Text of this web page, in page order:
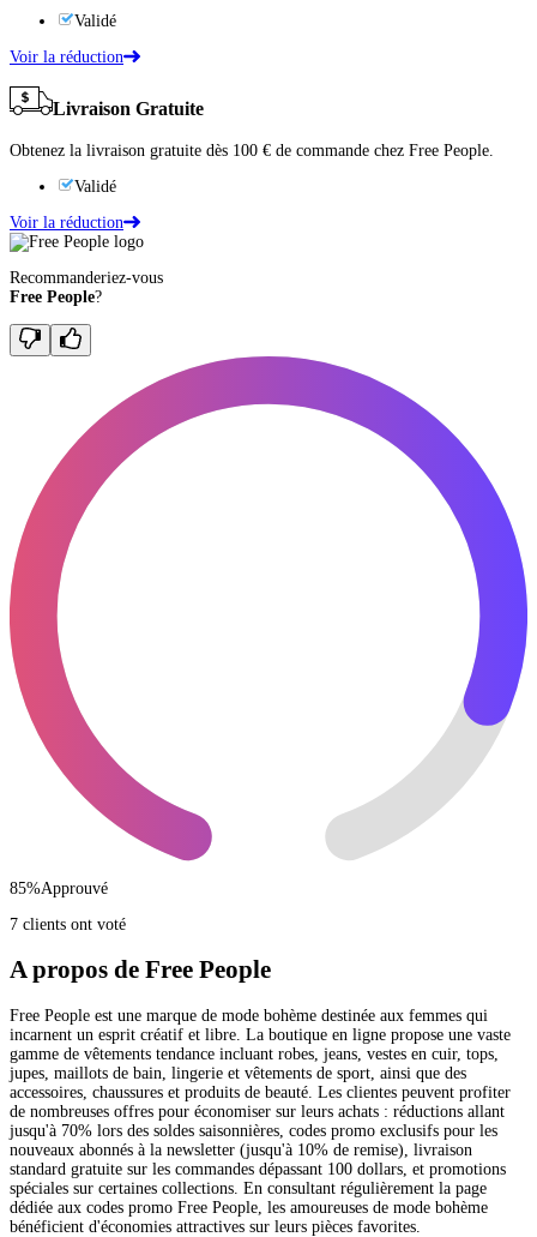
Validé
Voir la réduction
Livraison Gratuite
Obtenez la livraison gratuite dès 100 € de commande chez Free People.
Validé
Voir la réduction
Recommanderiez-vous
Free People?
85%Approuvé
7 clients ont voté
A propos de Free People
Free People est une marque de mode bohème destinée aux femmes qui
incarnent un esprit créatif et libre. La boutique en ligne propose une vaste
gamme de vêtements tendance incluant robes, jeans, vestes en cuir, tops,
jupes, maillots de bain, lingerie et vêtements de sport, ainsi que des
accessoires, chaussures et produits de beauté. Les clientes peuvent profiter
de nombreuses offres pour économiser sur leurs achats : réductions allant
jusqu'à 70% lors des soldes saisonnières, codes promo exclusifs pour les
nouveaux abonnés à la newsletter (jusqu'à 10% de remise), livraison
standard gratuite sur les commandes dépassant 100 dollars, et promotions
spéciales sur certaines collections. En consultant régulièrement la page
dédiée aux codes promo Free People, les amoureuses de mode bohème
bénéficient d'économies attractives sur leurs pièces favorites.